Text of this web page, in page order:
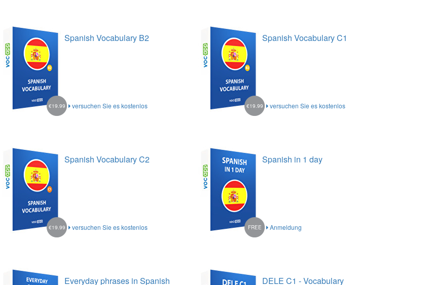
Spanish Vocabulary B2
versuchen Sie es kostenlos
€19.99
Spanish Vocabulary C1
versuchen Sie es kostenlos
€19.99
Spanish Vocabulary C2
versuchen Sie es kostenlos
€19.99
Spanish in 1 day
Anmeldung
FREE
Everyday phrases in Spanish DELE C1 - Vocabulary